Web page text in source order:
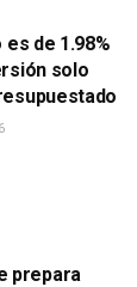
de 1.98%
solo
prepara